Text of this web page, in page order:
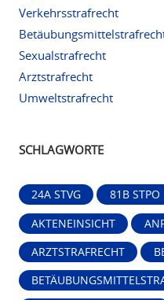
Verkehrsstrafrecht
Sexualstrafrecht
Arztstrafrecht
Umweltstrafrecht
SCHLAGWORTE
24A STVG 81B STPO
AKTENEINSICHT
ARZTSTRAFRECHT